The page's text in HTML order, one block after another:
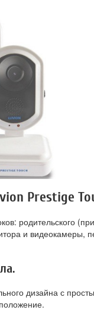
Prestige
родительского
и видеокамеры,
дизайна с